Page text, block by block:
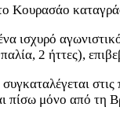
Κουρασάο
ισχυρό
2 ήττες),
πίσω μόνο από τη